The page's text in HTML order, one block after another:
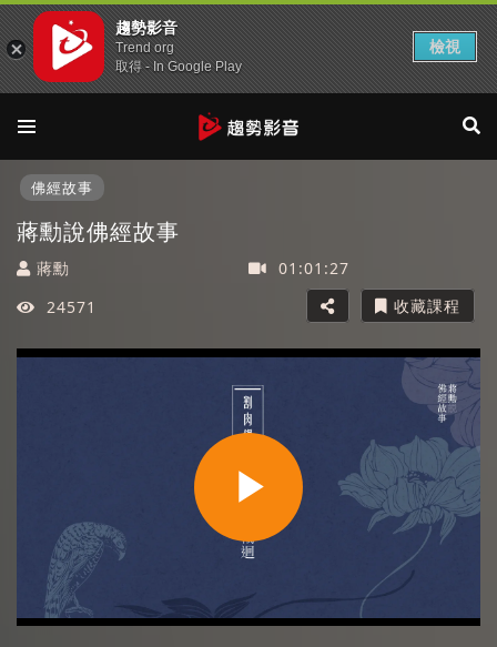
佛經故事
蔣勳說佛經故事
蔣勳
01:01:27
24571
收藏課程
Play
趨勢影音
Trend org
取得 - In Google Play
檢視